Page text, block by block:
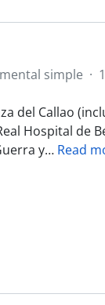
simple ·
del Callao
Hospital de
y… Read